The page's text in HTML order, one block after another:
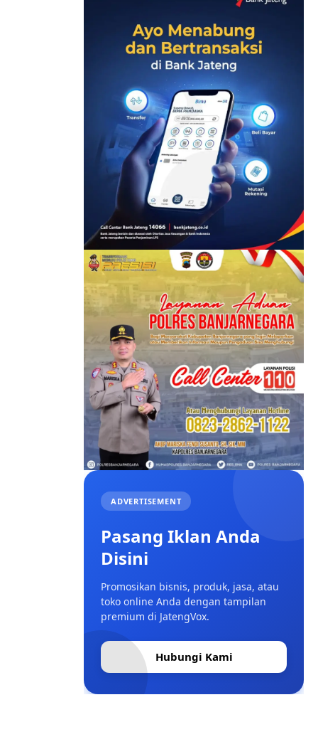
ADVERTISEMENT
Pasang Iklan Anda
Disini
Promosikan bisnis, produk, jasa, atau
toko online Anda dengan tampilan
premium di JatengVox.
Hubungi Kami